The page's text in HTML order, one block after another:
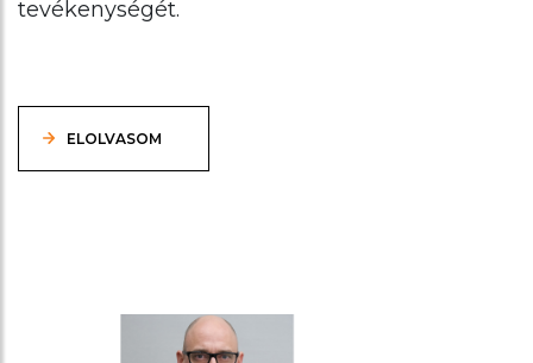
tevékenységét.
ELOLVASOM